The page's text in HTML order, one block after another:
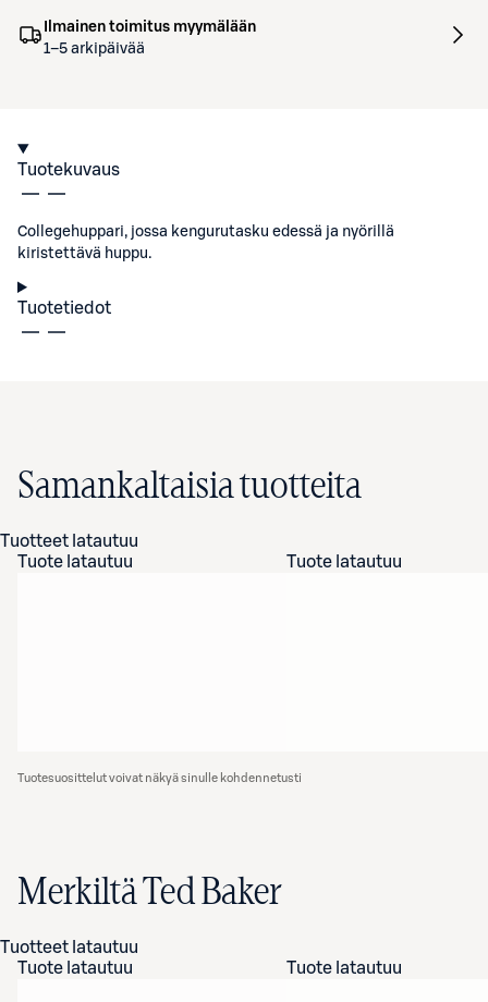
Ilmainen toimitus myymälään
1–5 arkipäivää
Tuotekuvaus
Collegehuppari, jossa kengurutasku edessä ja nyörillä
kiristettävä huppu.
Tuotetiedot
Samankaltaisia tuotteita
Tuotteet latautuu
Tuote latautuu
Tuote latautuu
Tuotesuosittelut voivat näkyä sinulle kohdennetusti
Merkiltä Ted Baker
Tuotteet latautuu
Tuote latautuu
Tuote latautuu